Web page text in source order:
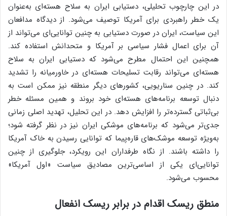
در این چارچوب تحلیلی، دستیابی ایران به سلاح هسته‌ای به‌عنوان
یک خطر راهبردی برای آمریکا توصیف می‌شود. از دیدگاه مدافعان
این سیاست، ایران در صورت دستیابی به چنین توانایی‌ای می‌تواند از
آن برای اعمال فشار سیاسی بر آمریکا و متحدانش استفاده کند.
همچنین این احتمال مطرح می‌شود که دستیابی ایران به سلاح
هسته‌ای می‌تواند رقابت تسلیحات هسته‌ای در خاورمیانه را تشدید
کند. در چنین سناریویی، کشورهای دیگر منطقه نیز ممکن است به
دنبال توسعه برنامه‌های هسته‌ای خود بروند و همین مسئله خطر
بی‌ثباتی گسترده‌تر را افزایش دهد. در این تحلیل، تهدید اصلی زمانی
جدی‌تر می‌شود که برنامه‌های موشکی ایران نیز در نظر گرفته شود؛
به‌ویژه توسعه موشک‌های قاره‌پیما که توانایی رسیدن به خاک آمریکا
را داشته باشند. از نگاه طرفداران این رویکرد، جلوگیری از چنین
توانایی‌ای یکی از اساسی‌ترین مصادیق سیاست «اول آمریکا»
محسوب می‌شود.
منطق ریسک اقدام در برابر ریسک انفعال